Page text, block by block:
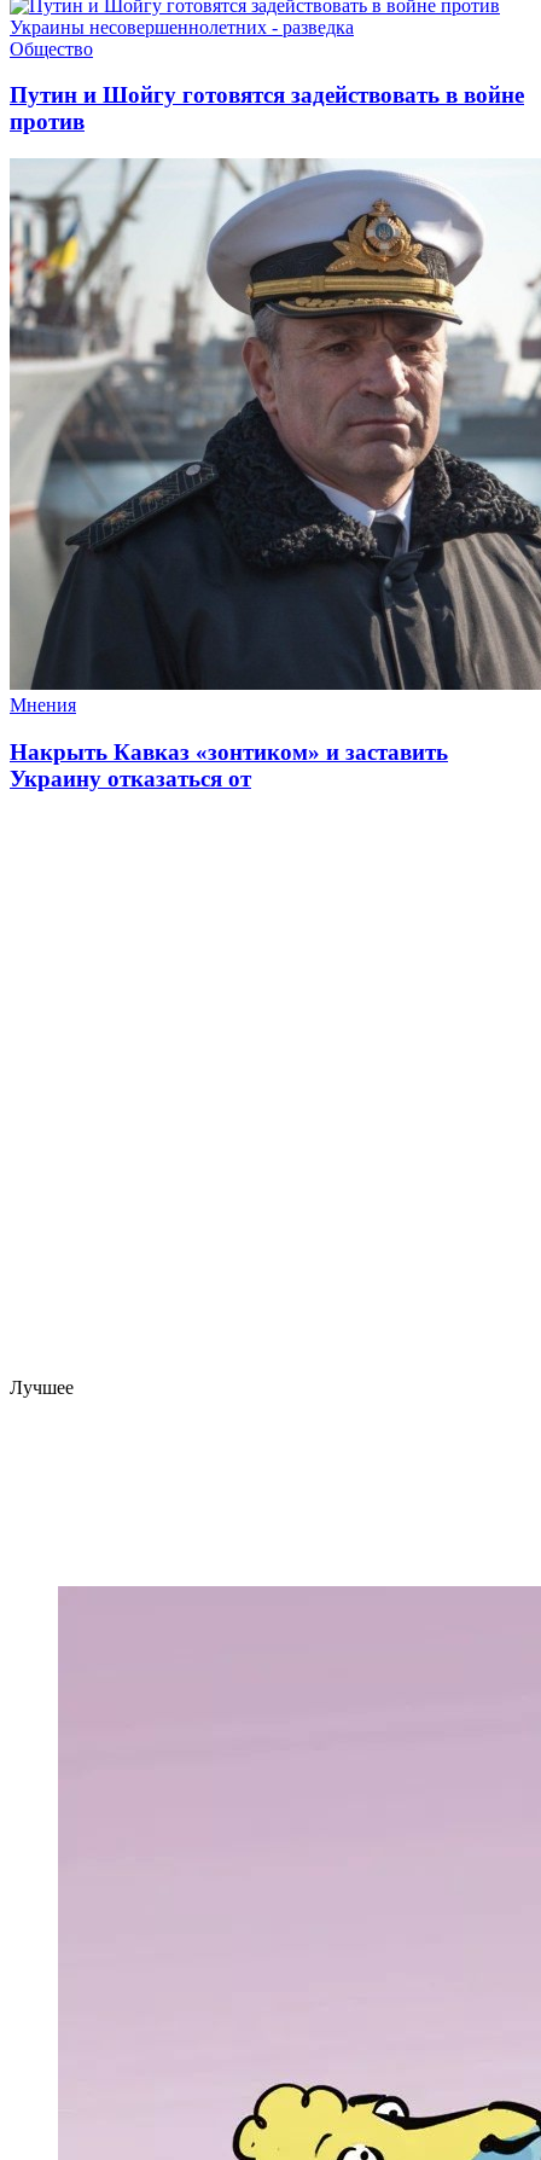
Общество
Путин и Шойгу готовятся задействовать в войне
против
Мнения
Накрыть Кавказ «зонтиком» и заставить
Украину отказаться от
Лучшее